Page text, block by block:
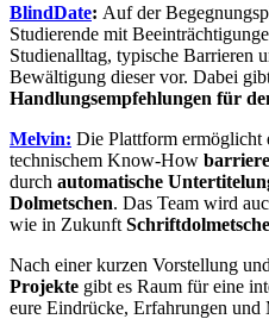
BlindDate: Auf der
Studierende mit
Studienalltag, typische Barrieren
Bewältigung dieser vor. Dabei
Handlungsempfehlungen für
Melvin: Die Plattform ermöglicht
technischem Know-How
durch automatische
Dolmetschen. Das Team wird
wie in Zukunft
Nach einer kurzen Vorstellung und
Projekte gibt es Raum für eine
eure Eindrücke, Erfahrungen und